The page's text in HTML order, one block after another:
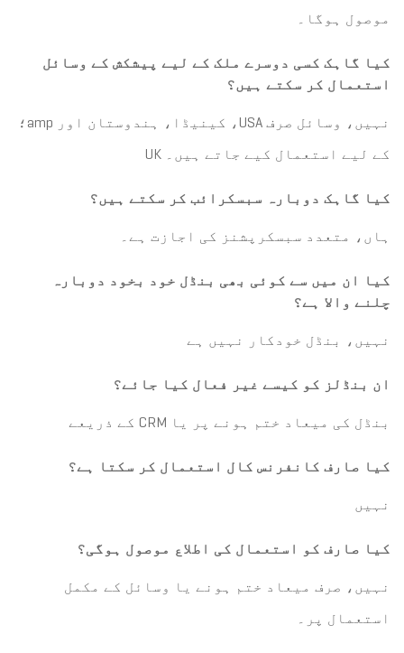
موصول ہوگا۔
کیا گاہک کسی دوسرے ملک کے لیے پیشکش کے وسائل
استعمال کر سکتے ہیں؟
نہیں، وسائل صرف USA، کینیڈا، ہندوستان اور amp؛
کے لیے استعمال کیے جاتے ہیں۔ UK
کیا گاہک دوبارہ سبسکرائب کر سکتے ہیں؟
ہاں، متعدد سبسکرپشنز کی اجازت ہے۔
کیا ان میں سے کوئی بھی بنڈل خود بخود دوبارہ
چلنے والا ہے؟
نہیں، بنڈل خودکار نہیں ہے
ان بنڈلز کو کیسے غیر فعال کیا جائے؟
بنڈل کی میعاد ختم ہونے پر یا CRM کے ذریعے
کیا صارف کانفرنس کال استعمال کر سکتا ہے؟
نہیں
کیا صارف کو استعمال کی اطلاع موصول ہوگی؟
نہیں، صرف میعاد ختم ہونے یا وسائل کے مکمل
استعمال پر۔